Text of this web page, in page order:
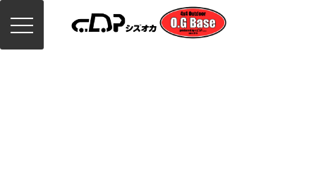
toggle
navigation